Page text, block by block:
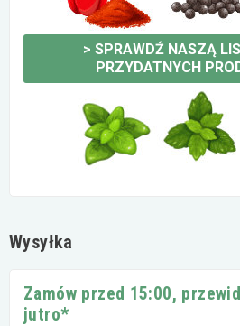
> SPRAWDŹ NASZĄ
PRZYDATNYCH
Wysyłka
Zamów przed 15:00,
jutro*